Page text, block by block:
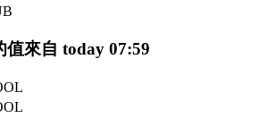
來自 today 07:59